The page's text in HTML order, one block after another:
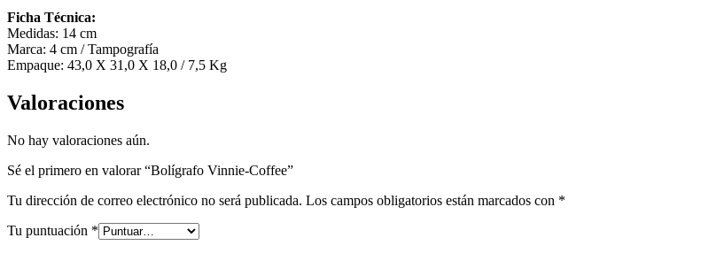
Ficha Técnica:
Medidas: 14 cm
Marca: 4 cm / Tampografía
Empaque: 43,0 X 31,0 X 18,0 / 7,5 Kg
Valoraciones
No hay valoraciones aún.
Sé el primero en valorar “Bolígrafo Vinnie-Coffee”
Tu dirección de correo electrónico no será publicada. Los campos obligatorios están marcados con *
Tu puntuación *